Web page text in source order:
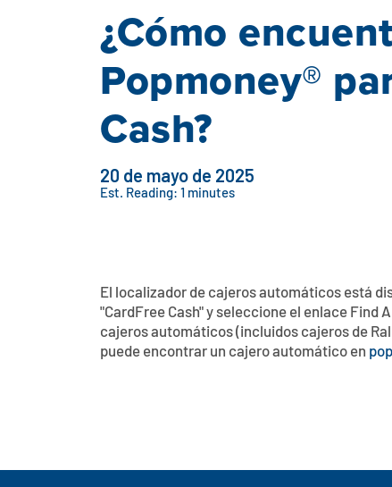
¿Cómo
Popmoney®
Cash?
20 de mayo de 2025
Est. Reading: 1 minutes
El localizador de cajeros automáticos está
"CardFree Cash" y seleccione el enlace Find
cajeros automáticos (incluidos cajeros de
puede encontrar un cajero automático en